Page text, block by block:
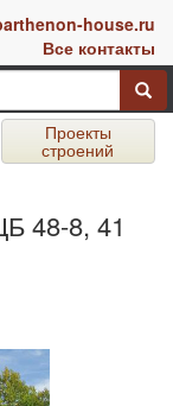
house.ru
Все контакты
Проекты
строений
48-8, 41